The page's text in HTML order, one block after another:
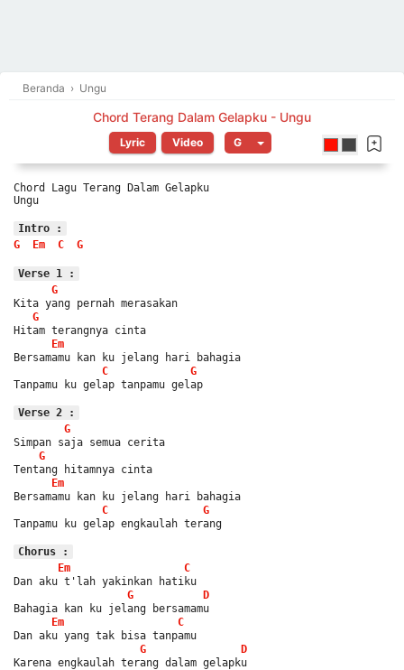
Beranda › Ungu
Chord Terang Dalam Gelapku - Ungu
Lyric Video
Chord Lagu Terang Dalam Gelapku
Ungu
Intro :
G
Em C G
Verse 1 :
G
Kita yang pernah merasakan
G
Hitam terangnya cinta
Em
Bersamamu kan ku jelang hari bahagia
C
G
Tanpamu ku gelap tanpamu gelap
Verse 2 :
G
Simpan saja semua cerita
G
Tentang hitamnya cinta
Em
Bersamamu kan ku jelang hari bahagia
C
G
Tanpamu ku gelap engkaulah terang
Chorus :
Em
C
Dan aku t'lah yakinkan hatiku
G
D
Bahagia kan ku jelang bersamamu
Em
C
Dan aku yang tak bisa tanpamu
G
D
Karena engkaulah terang dalam gelapku